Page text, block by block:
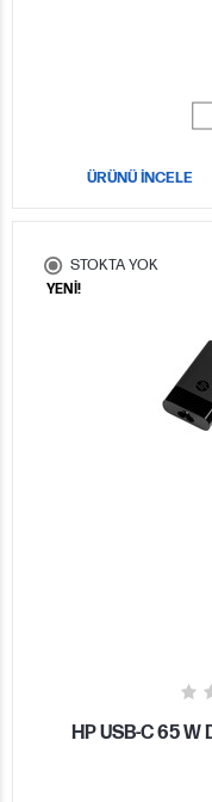
ÜRÜNÜ İNCELE
STOKTA YOK
YENİ!
HP USB-C 65